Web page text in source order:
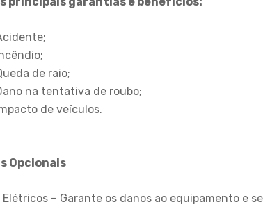
de raio;
na tentativa de roubo;
de veículos.
Opcionais
Elétricos – Garante os danos ao equipamento e